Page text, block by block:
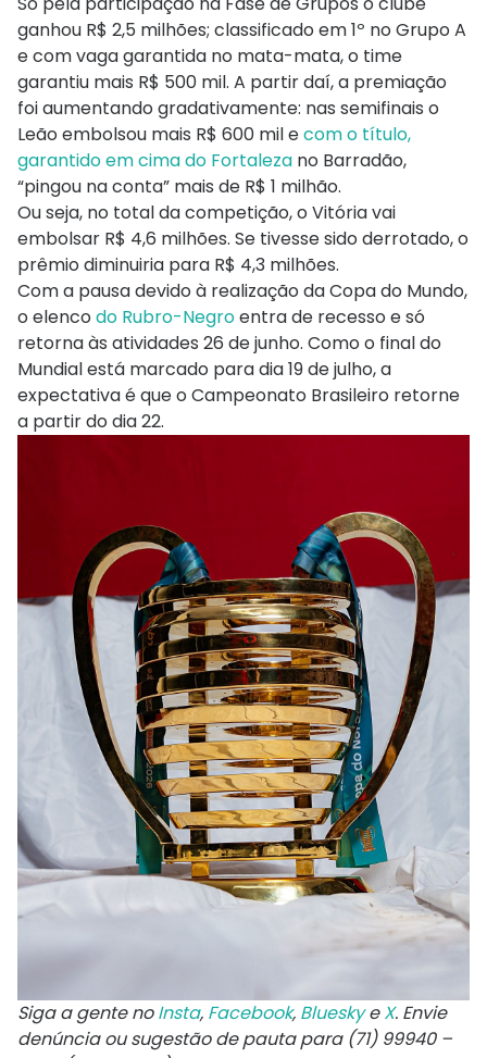
ganhou R$ 2,5 milhões; classificado em 1º no Grupo A
e com vaga garantida no mata-mata, o time
garantiu mais R$ 500 mil. A partir daí, a premiação
foi aumentando gradativamente: nas semifinais o
Leão embolsou mais R$ 600 mil ecom o título,
garantido em cima do Fortaleza no Barradão,
“pingou na conta” mais de R$ 1 milhão.
Ou seja, no total da competição, o Vitória vai
embolsar R$ 4,6 milhões. Se tivesse sido derrotado, o
prêmio diminuiria para R$ 4,3 milhões.
Com a pausa devido à realização da Copa do Mundo,
o elenco do Rubro-Negroentra de recesso e só
retorna às atividades 26 de junho. Como o final do
Mundial está marcado para dia 19 de julho, a
expectativa é que o Campeonato Brasileiro retorne
a partir do dia 22.
Siga a gente noInsta, Facebook, BlueskyeX. Envie
denúncia ou sugestão de pauta para (71) 99940 –